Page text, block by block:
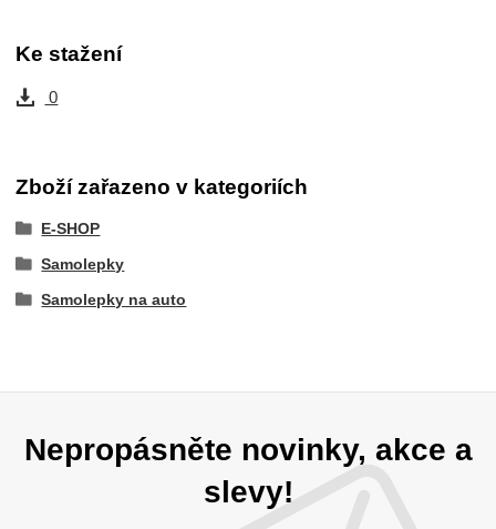
Ke stažení
0
Zboží zařazeno v kategoriích
E-SHOP
Samolepky
Samolepky na auto
Nepropásněte novinky, akce a
slevy!